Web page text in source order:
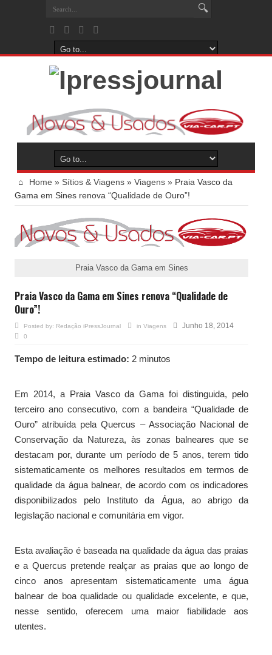
Home » Sítios & Viagens » Viagens » Praia Vasco da
Gama em Sines renova “Qualidade de Ouro”!
Praia Vasco da Gama em Sines
Praia Vasco da Gama em Sines renova “Qualidade de
Ouro”!
Posted by: Redação iPressJournal in Viagens Junho 18, 2014
0
Tempo de leitura estimado: 2 minutos
Em 2014, a Praia Vasco da Gama foi distinguida, pelo
terceiro ano consecutivo, com a bandeira “Qualidade de
Ouro” atribuída pela Quercus – Associação Nacional de
Conservação da Natureza, às zonas balneares que se
destacam por, durante um período de 5 anos, terem tido
sistematicamente os melhores resultados em termos de
qualidade da água balnear, de acordo com os indicadores
disponibilizados pelo Instituto da Água, ao abrigo da
legislação nacional e comunitária em vigor.
Esta avaliação é baseada na qualidade da água das praias
e a Quercus pretende realçar as praias que ao longo de
cinco anos apresentam sistematicamente uma água
balnear de boa qualidade ou qualidade excelente, e que,
nesse sentido, oferecem uma maior fiabilidade aos
utentes.